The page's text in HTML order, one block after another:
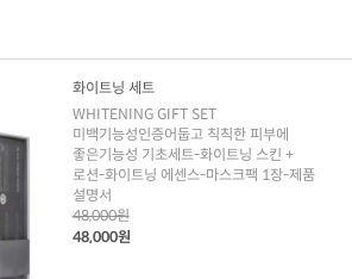
화이트닝 세트
WHITENING GIFT SET
미백기능성인증어둡고 칙칙한 피부에
좋은기능성 기초세트-화이트닝 스킨 +
로션-화이트닝 에센스-마스크팩 1장-제품
설명서
48,000원
48,000원